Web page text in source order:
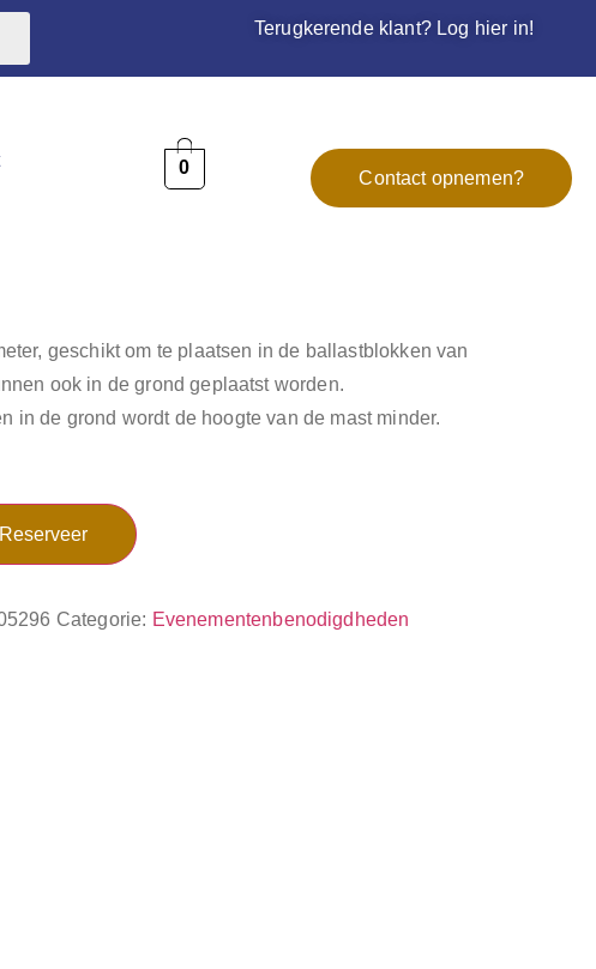
Terugkerende klant? Log hier in!
0
Contact opnemen?
geschikt om te plaatsen in de ballastblokken van
ook in de grond geplaatst worden.
in de grond wordt de hoogte van de mast minder.
Reserveer
Categorie: Evenementenbenodigdheden